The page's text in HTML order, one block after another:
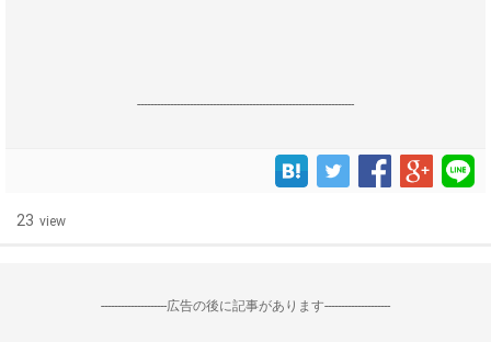
------------------------------------------------------------------
23 view
--------------------広告の後に記事があります--------------------